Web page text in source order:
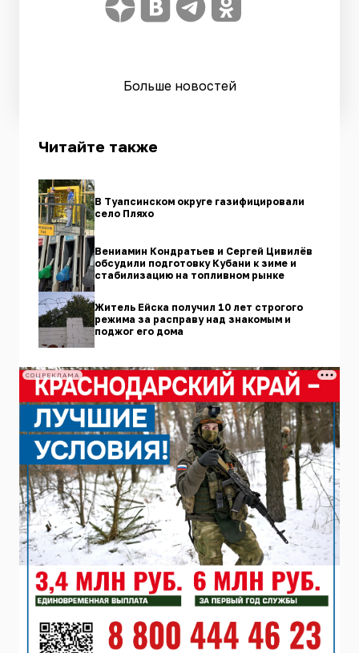
Больше новостей
Читайте также
В Туапсинском округе газифицировали
село Пляхо
Вениамин Кондратьев и Сергей Цивилёв
обсудили подготовку Кубани к зиме и
стабилизацию на топливном рынке
Житель Ейска получил 10 лет строгого
режима за расправу над знакомым и
поджог его дома
СОЦРЕКЛАМА